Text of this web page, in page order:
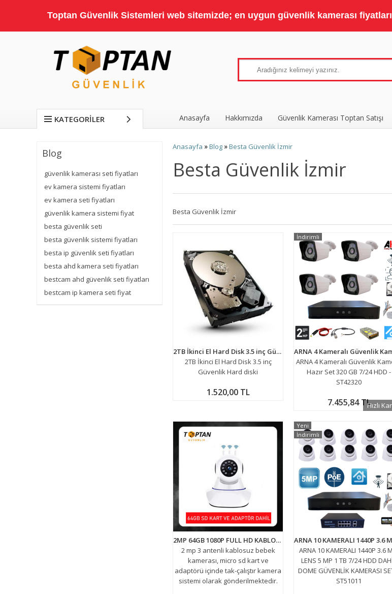
Toptan Güvenlik Sistemleri web sitemizde; en uygun güvenlik kamerası
KATEGORILER Anasayfa Hakkımızda Güvenlik Kamerası Toptan Satışı
Blog
güvenlik kamerası seti fiyatları
ev kamera sistemi fiyatları
ev kamera seti fiyatları
güvenlik kamera sistemi fiyat
besta güvenlik seti
besta güvenlik sistemi fiyatları
besta ip güvenlik seti fiyatları
besta ahd kamera seti fiyatları
bestcam ahd güvenlik seti fiyatları
bestcam ip kamera seti fiyat
Anasayfa »Blog »Besta Güvenlik İzmir
Besta Güvenlik İzmir
Besta Güvenlik İzmir
2TB İkinci El Hard Disk 3.5 inç Güvenlik Hard diski
2TB İkinci El Hard Disk 3.5 inç
Güvenlik Hard diski
1.520,00 TL
ARNA 4 Kameralı Güvenlik
Hazır Set 320 GB 7/24 HDD -
ST42320
7.455,84 TL
İndirimli
Hızlı
2MP 64GB 1080P FULL HD KABLOSUZ BEBEK GÜVENLİK KAMERASI 3 ANTENLİ ARNA-1064
2 mp 3 antenli kablosuz bebek
kamerası, micro sd kart ve
adaptörü içinde tak-çalıştır kamera
sistemi olarak gönderilmektedir.
ARNA 10 KAMERALI 1440P 3.6
LENS 5 MP 1 TB 7/24 HDD
DOME GÜVENLİK KAMERASI
ST51011
Yeni
İndirimli